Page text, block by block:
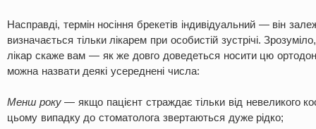
Насправді, термін носіння брекетів індивідуальний — він
визначається тільки лікарем при особистій зустрічі.
лікар скаже вам — як же довго доведеться носити цю
можна назвати деякі усереднені числа:
Менш року— якщо пацієнт страждає тільки від невеликого
цьому випадку до стоматолога звертаються дуже рідко;